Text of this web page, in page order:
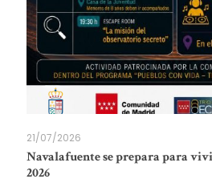
21/07/2026
Navalafuente se prepara para
2026